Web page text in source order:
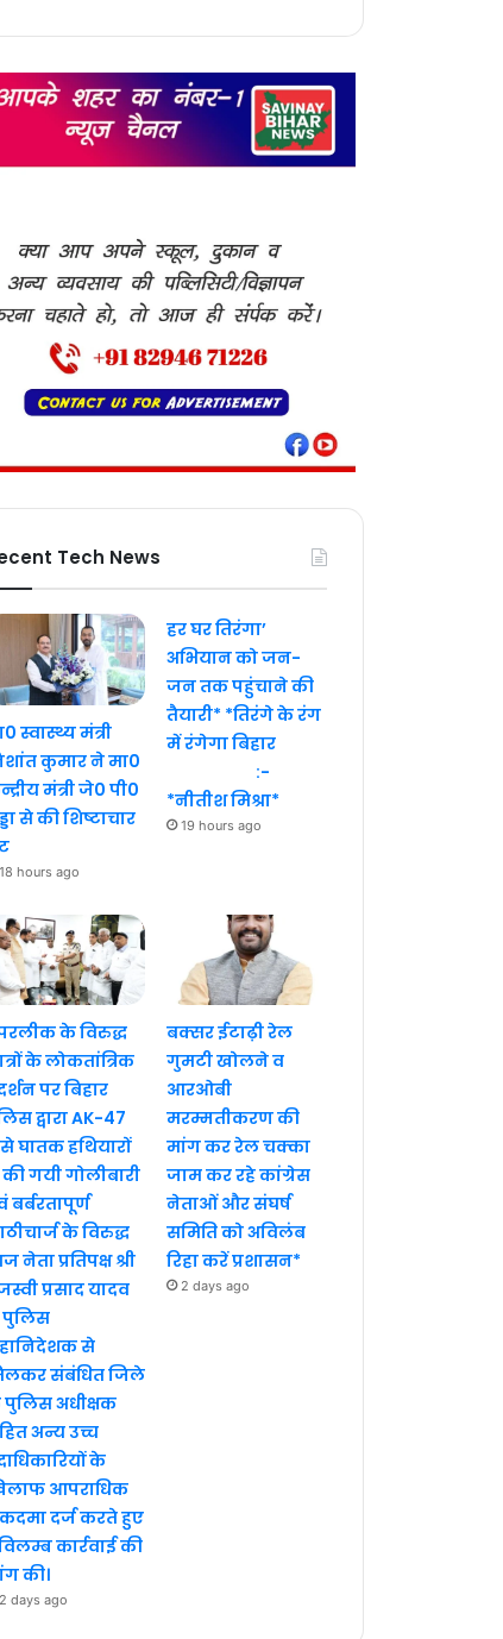
Tech News
स्वास्थ्य मंत्री
कुमार ने मा0
मंत्री जे0 पी0
से की शिष्टाचार
18 hours ago
हर घर तिरंगा’
अभियान को जन-
जन तक पहुंचाने की
तैयारी* *तिरंगे के रंग
में रंगेगा बिहार
:-
*नीतीश मिश्रा*
19 hours ago
के विरुद्ध
के लोकतांत्रिक
पर बिहार
द्वारा AK-47
घातक हथियारों
गयी गोलीबारी
बर्बरतापूर्ण
के विरुद्ध
नेता प्रतिपक्ष श्री
प्रसाद यादव
से
संबंधित जिले
अधीक्षक
अन्य उच्च
के
आपराधिक
दर्ज करते हुए
कार्रवाई की
की।
2 days ago
बक्सर ईटाढ़ी रेल
गुमटी खोलने व
आरओबी
मरम्मतीकरण की
मांग कर रेल चक्का
जाम कर रहे कांग्रेस
नेताओं और संघर्ष
समिति को अविलंब
रिहा करें प्रशासन*
2 days ago